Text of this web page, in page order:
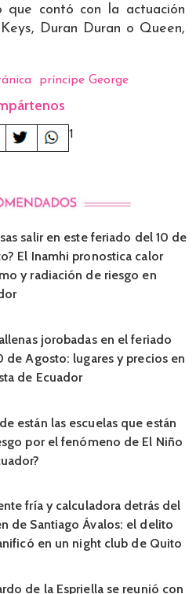
que contó con la actuación
Duran Duran o Queen,
príncipe George
1
salir en este feriado del 10 de
El Inamhi pronostica calor
y radiación de riesgo en
jorobadas en el feriado
de Agosto: lugares y precios en
de Ecuador
están las escuelas que están
por el fenómeno de El Niño
fría y calculadora detrás del
de Santiago Ávalos: el delito
en un night club de Quito
de la Espriella se reunió con